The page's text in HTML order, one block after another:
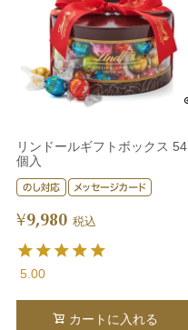
リンドールギフトボックス 54
個入
¥9,980 税込
5.00
カートに入れる